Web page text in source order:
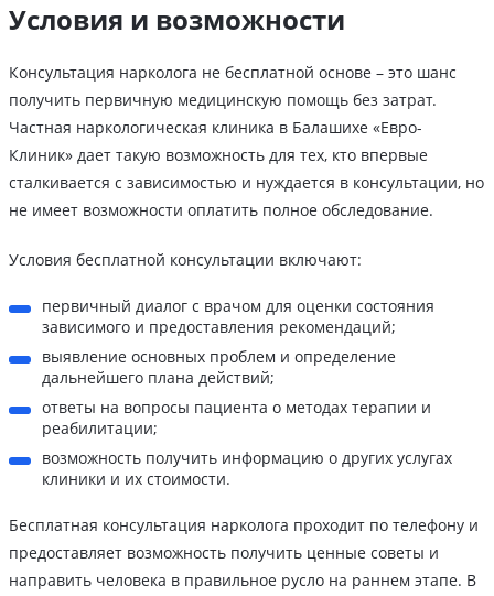
Условия и возможности
Консультация нарколога не бесплатной основе – это шанс
получить первичную медицинскую помощь без затрат.
Частная наркологическая клиника в Балашихе «Евро-
Клиник» дает такую возможность для тех, кто впервые
сталкивается с зависимостью и нуждается в консультации, но
не имеет возможности оплатить полное обследование.
Условия бесплатной консультации включают:
первичный диалог с врачом для оценки состояния
зависимого и предоставления рекомендаций;
выявление основных проблем и определение
дальнейшего плана действий;
ответы на вопросы пациента о методах терапии и
реабилитации;
возможность получить информацию о других услугах
клиники и их стоимости.
Бесплатная консультация нарколога проходит по телефону и
предоставляет возможность получить ценные советы и
направить человека в правильное русло на раннем этапе. В